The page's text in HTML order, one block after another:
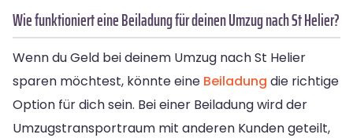
Wie funktioniert eine Beiladung für deinen Umzug nach St Helier?
Wenn du Geld bei deinem Umzug nach St Helier
sparen möchtest, könnte eine Beiladung die richtige
Option für dich sein. Bei einer Beiladung wird der
Umzugstransportraum mit anderen Kunden geteilt,